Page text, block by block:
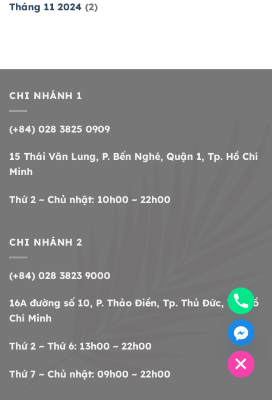
Tháng 11 2024 (2)
CHI NHÁNH 1
(+84) 028 3825 0909
15 Thái Văn Lung, P. Bến Nghé, Quận 1, Tp. Hồ Chí
Minh
Thứ 2 ~ Chủ nhật: 10h00 ~ 22h00
CHI NHÁNH 2
(+84) 028 3823 9000
16A đường số 10, P. Thảo Điền, Tp. Thủ Đức, Tp. Hồ
Chí Minh
Thứ 2 ~ Thứ 6: 13h00 ~ 22h00
Thứ 7 ~ Chủ nhật: 09h00 ~ 22h00
HIDE
CHATY